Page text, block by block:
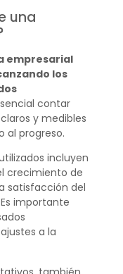
una
empresarial
los
contar
y medibles
al progreso.
incluyen
crecimiento de
satisfacción del
importante
a la